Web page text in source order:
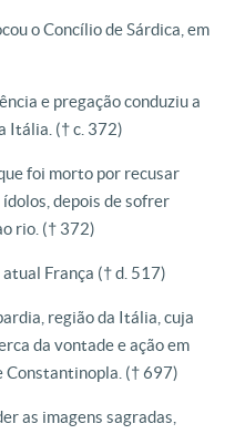
o Concílio de Sárdica, em
e pregação conduziu a
Itália. († c. 372)
foi morto por recusar
depois de sofrer
rio. († 372)
atual França († d. 517)
região da Itália, cuja
da vontade e ação em
(† 697)
as imagens sagradas,